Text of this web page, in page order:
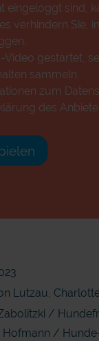
eingeloggt sind,
verhindern Sie,
Video gestartet,
sammeln.
zum
des
Lutzau,
/
Hofmann /